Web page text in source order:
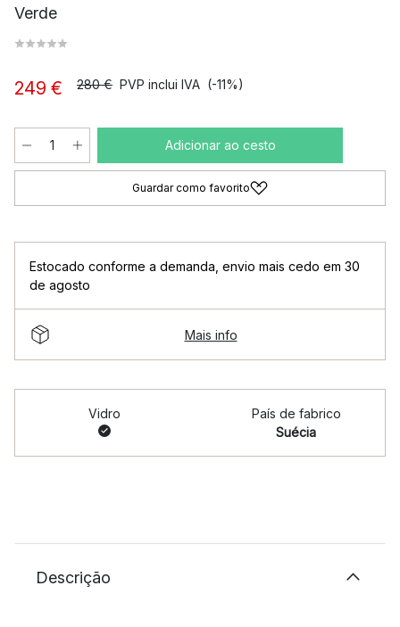
Verde
249 € 280 € PVP inclui IVA (-11%)
Adicionar ao cesto
Guardar como favorito
Estocado conforme a demanda envio mais cedo em 30
de agosto
Mais info
Vidro
País de fabrico
Suécia
Descrição